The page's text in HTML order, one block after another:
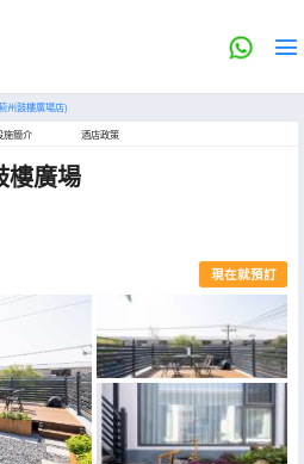
州鼓樓廣場店)
施簡介 酒店政策
樓廣場
現在就預訂